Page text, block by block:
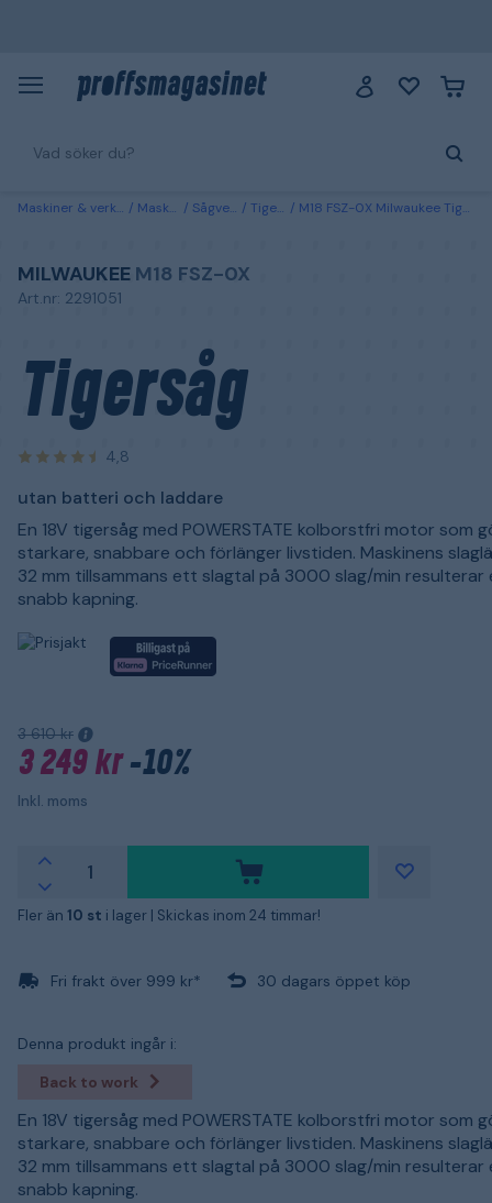
Maskiner & verktyg Maskiner Sågverktyg Tigersågar M18 FSZ-0X Milwaukee Tigersåg utan batteri och laddare
MILWAUKEE M18 FSZ-0X
Art.nr: 2291051
Tigersåg
4,8
utan batteri och laddare
En 18V tigersåg med POWERSTATE kolborstfri motor som
starkare, snabbare och förlänger livstiden. Maskinens
32 mm tillsammans ett slagtal på 3000 slag/min
snabb kapning.
3 610 kr
3 249 kr-10%
Inkl. moms
Fler än 10 st i lager | Skickas inom 24 timmar!
Fri frakt över 999 kr* 30 dagars öppet köp
Denna produkt ingår i:
Back to work
En 18V tigersåg med POWERSTATE kolborstfri motor som
starkare, snabbare och förlänger livstiden. Maskinens
32 mm tillsammans ett slagtal på 3000 slag/min
snabb kapning.